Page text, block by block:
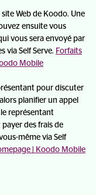
Web de Koodo. Une
ensuite vous
vous sera envoyé par
via Self Serve. Forfaits
Mobile
pour discuter
planifier un appel
représentant
des frais de
même via Self
| Koodo Mobile